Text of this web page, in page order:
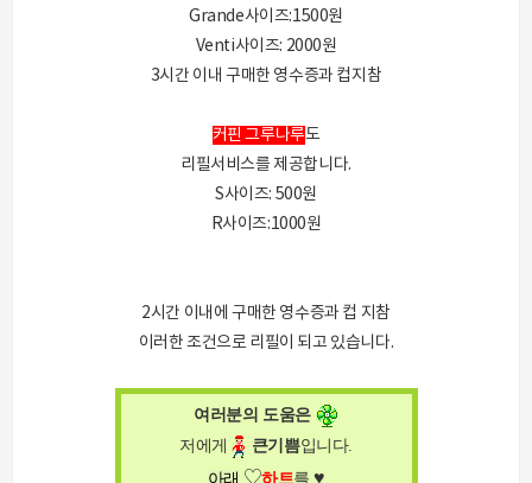
Grande사이즈:1500원
Venti사이즈: 2000원
3시간 이내 구매한 영수증과 컵지참
커핀 그루나루도
리필서비스를 제공합니다.
S사이즈: 500원
R사이즈:1000원
2시간 이내에 구매한 영수증과 컵 지참
이러한 조건으로 리필이 되고 있습니다.
여러분의 도움은
저에게
큰기쁨입니다.
아래 ♡하트를 ♥